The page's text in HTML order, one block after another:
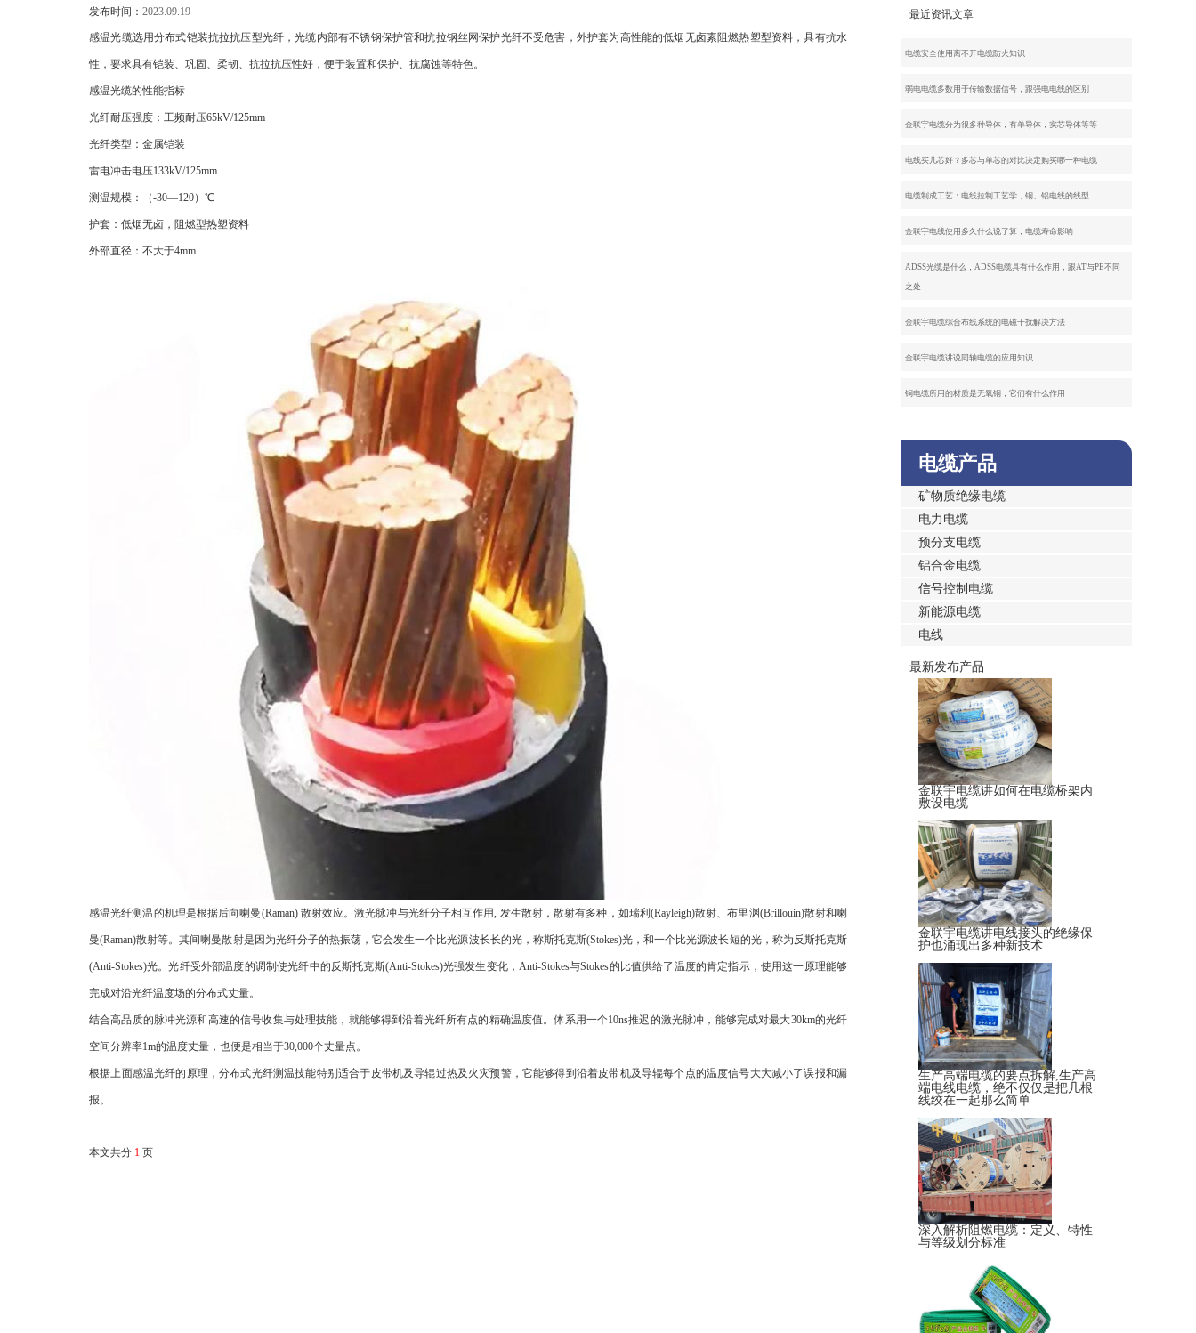
发布时间： 2023.09.19
感温光缆选用分布式铠装抗拉抗压型光纤，光缆内部有不锈钢保护管和抗拉钢丝网保护光纤不受危害，外护套为高性能的低烟无卤素阻燃热塑型资料，具有抗水
性，要求具有铠装、巩固、柔韧、抗拉抗压性好，便于装置和保护、抗腐蚀等特色。
感温光缆的性能指标
光纤耐压强度：工频耐压65kV/125mm
光纤类型：金属铠装
雷电冲击电压133kV/125mm
测温规模：（-30—120）℃
护套：低烟无卤，阻燃型热塑资料
外部直径：不大于4mm
感温光纤测温的机理是根据后向喇曼(Raman) 散射效应。激光脉冲与光纤分子相互作用, 发生散射，散射有多种，如瑞利(Rayleigh)散射、布里渊(Brillouin)散射和喇
曼(Raman)散射等。其间喇曼散射是因为光纤分子的热振荡，它会发生一个比光源波长长的光，称斯托克斯(Stokes)光，和一个比光源波长短的光，称为反斯托克斯
(Anti-Stokes)光。光纤受外部温度的调制使光纤中的反斯托克斯(Anti-Stokes)光强发生变化，Anti-Stokes与Stokes的比值供给了温度的肯定指示，使用这一原理能够
完成对沿光纤温度场的分布式丈量。
结合高品质的脉冲光源和高速的信号收集与处理技能，就能够得到沿着光纤所有点的精确温度值。体系用一个10ns推迟的激光脉冲，能够完成对最大30km的光纤
空间分辨率1m的温度丈量，也便是相当于30,000个丈量点。
根据上面感温光纤的原理，分布式光纤测温技能特别适合于皮带机及导辊过热及火灾预警，它能够得到沿着皮带机及导辊每个点的温度信号大大减小了误报和漏
报。
本文共分 1 页
最近资讯文章
电缆安全使用离不开电缆防火知识
弱电电缆多数用于传输数据信号，跟强电电线的区别
金联宇电缆分为很多种导体，有单导体，实芯导体等等
电线买几芯好？多芯与单芯的对比决定购买哪一种电缆
电缆制成工艺：电线拉制工艺学，铜、铝电线的线型
金联宇电线使用多久什么说了算，电缆寿命影响
ADSS光缆是什么，ADSS电缆具有什么作用，跟AT与PE不同
之处
金联宇电缆综合布线系统的电磁干扰解决方法
金联宇电缆讲说同轴电缆的应用知识
铜电缆所用的材质是无氧铜，它们有什么作用
电缆产品
矿物质绝缘电缆
电力电缆
预分支电缆
铝合金电缆
信号控制电缆
新能源电缆
电线
最新发布产品
金联宇电缆讲如何在电缆桥架内
敷设电缆
金联宇电缆讲电线接头的绝缘保
护也涌现出多种新技术
生产高端电缆的要点拆解,生产高
端电线电缆，绝不仅仅是把几根
线绞在一起那么简单
深入解析阻燃电缆：定义、特性
与等级划分标准